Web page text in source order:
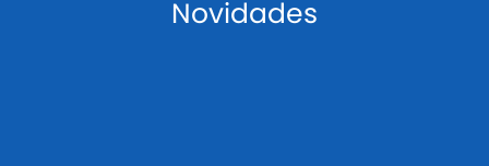
Novidades